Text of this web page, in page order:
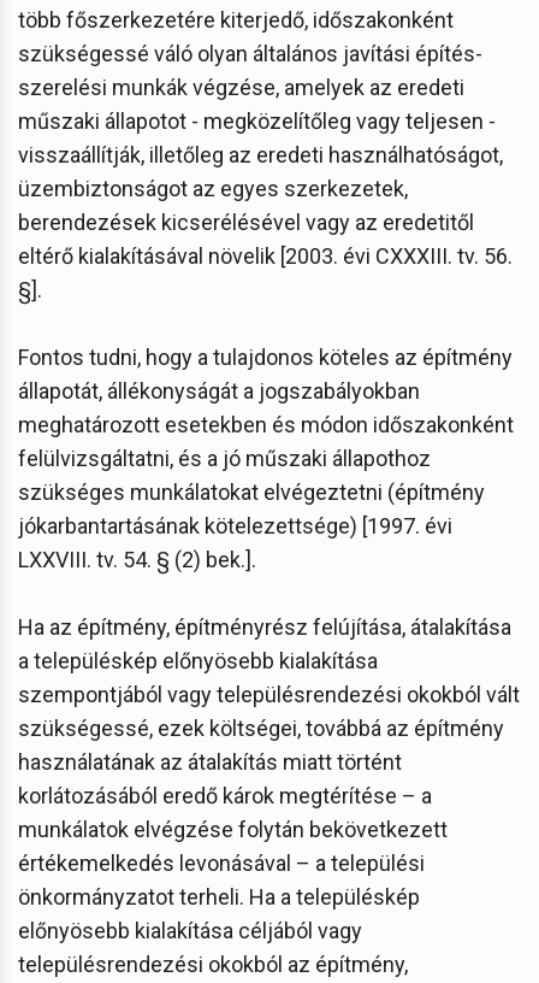
több főszerkezetére kiterjedő, időszakonként
szükségessé váló olyan általános javítási építés-
szerelési munkák végzése, amelyek az eredeti
műszaki állapotot - megközelítőleg vagy teljesen -
visszaállítják, illetőleg az eredeti használhatóságot,
üzembiztonságot az egyes szerkezetek,
berendezések kicserélésével vagy az eredetitől
eltérő kialakításával növelik [2003. évi CXXXIII. tv. 56.
§].
Fontos tudni, hogy a tulajdonos köteles az építmény
állapotát, állékonyságát a jogszabályokban
meghatározott esetekben és módon időszakonként
felülvizsgáltatni, és a jó műszaki állapothoz
szükséges munkálatokat elvégeztetni (építmény
jókarbantartásának kötelezettsége) [1997. évi
LXXVIII. tv. 54. § (2) bek.].
Ha az építmény, építményrész felújítása, átalakítása
a településkép előnyösebb kialakítása
szempontjából vagy településrendezési okokból vált
szükségessé, ezek költségei, továbbá az építmény
használatának az átalakítás miatt történt
korlátozásából eredő károk megtérítése – a
munkálatok elvégzése folytán bekövetkezett
értékemelkedés levonásával – a települési
önkormányzatot terheli. Ha a településkép
előnyösebb kialakítása céljából vagy
településrendezési okokból az építmény,